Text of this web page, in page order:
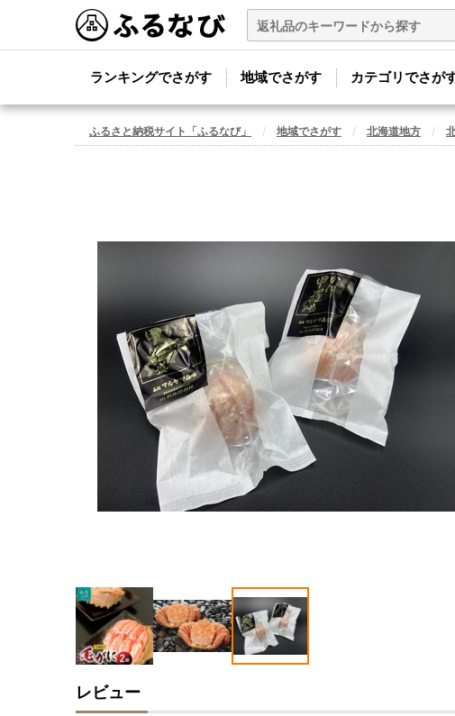
ランキングでさがす 地域でさがす カテゴリでさが
ふるさと納税サイト「ふるなび」 地域でさがす 北海道地方
レビュー